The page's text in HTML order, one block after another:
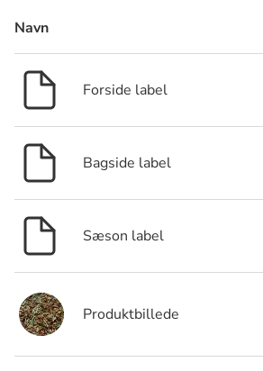
Navn
Forside label
Bagside label
Sæson label
Produktbillede